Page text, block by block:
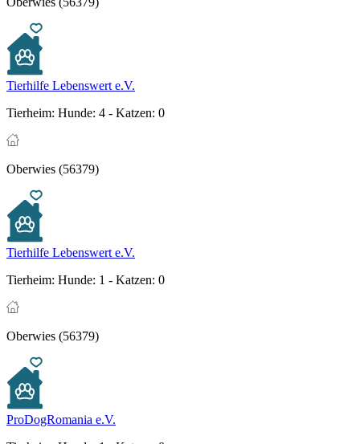
Tierhilfe Lebenswert e.V.
Tierheim: Hunde: 4 - Katzen: 0
Oberwies (56379)
Tierhilfe Lebenswert e.V.
Tierheim: Hunde: 1 - Katzen: 0
Oberwies (56379)
ProDogRomania e.V.